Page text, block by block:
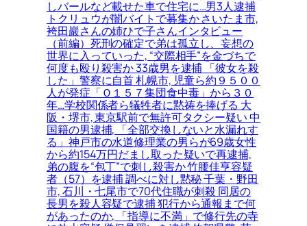
しバールなど載せた車で住宅に…男3人逮捕
トクリュウが闇バイトで募集か さいたま市,
袴田巖さんの姉ひで子さんインタビュー
（前編）死刑の確定で弟は孤立し、妄想の
世界に入っていった, “交際相手”を金づちで
何度も殴り殺害か 33歳男を逮捕 「彼女を殺
した」警察に自首 札幌市, 児童ら約９５００
人が発症「Ｏ１５７集団食中毒」から３０
年…学校関係者ら犠牲者に黙祷を捧げる 大
阪・堺市, 東京駅前で無許可タクシー疑い 中
国籍の男逮捕, 「全部交換しないと水漏れす
る」神戸市の水道修理業の男らが69歳女性
から約154万円だまし取った疑いで再逮捕,
弟の腹を“包丁”で刺し殺害か 竹腰佳亨容疑
者（57）を逮捕 調べに対し黙秘 千葉・野田
市, 石川・七尾市で70代住職が刺殺 同居の
長男を殺人容疑で逮捕 犯行から通報まで何
があったのか, 「指導に不満」で修行先の寺